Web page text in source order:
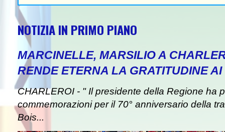
NOTIZIA IN PRIMO PIANO
MARCINELLE, MARSILIO A
RENDE ETERNA LA GRATITUDINE
CHARLEROI - " Il presidente della Regione ha
commemorazioni per il 70° anniversario della
Bois...